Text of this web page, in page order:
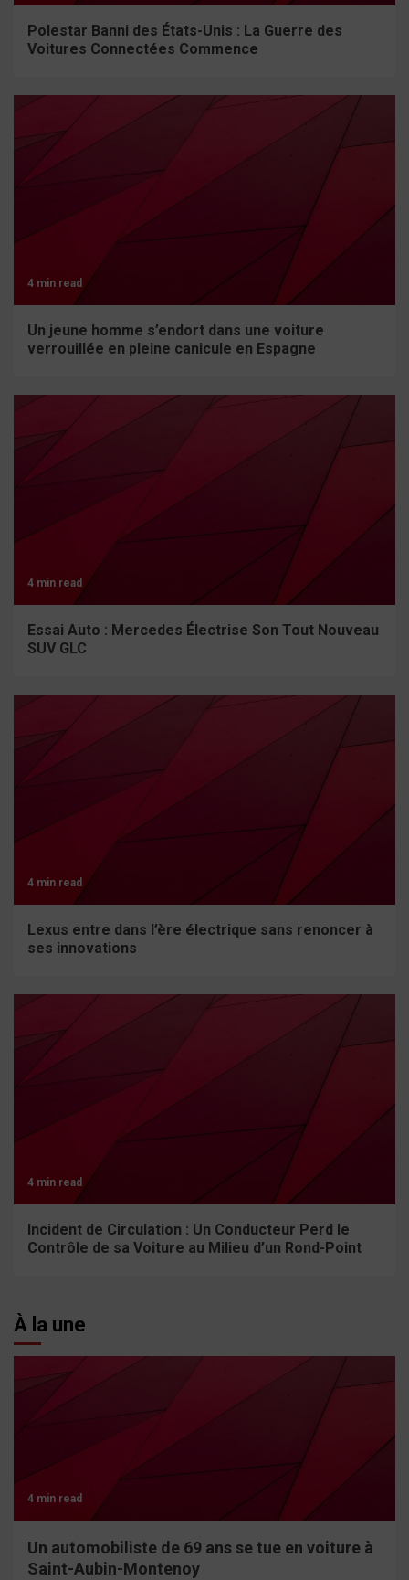
Polestar Banni des États-Unis : La Guerre des
Voitures Connectées Commence
4 min read
Un jeune homme s’endort dans une voiture
verrouillée en pleine canicule en Espagne
4 min read
Essai Auto : Mercedes Électrise Son Tout Nouveau
SUV GLC
4 min read
Lexus entre dans l’ère électrique sans renoncer à
ses innovations
4 min read
Incident de Circulation : Un Conducteur Perd le
Contrôle de sa Voiture au Milieu d’un Rond-Point
À la une
4 min read
Un automobiliste de 69 ans se tue en voiture à
Saint-Aubin-Montenoy